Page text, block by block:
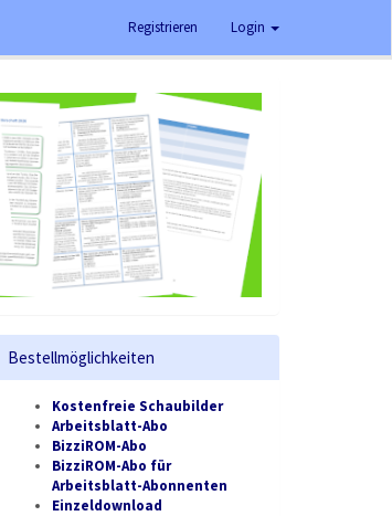
Registrieren Login
Bestellmöglichkeiten
Kostenfreie Schaubilder
Arbeitsblatt-Abo
BizziROM-Abo
BizziROM-Abo für
Arbeitsblatt-Abonnenten
Einzeldownload